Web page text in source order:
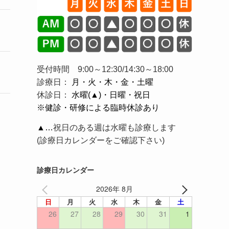
受付時間 9:00～12:30/14:30～18:00
診療日：
月・火・木・金・土曜
休診日： 水曜(▲)・日曜・祝日
※健診・研修による臨時休診あり
▲…祝日のある週は水曜も診療します
(診療日カレンダーをご確認下さい)
診療日カレンダー
2026年 8月
日 月 火 水 木 金 土
26 27 28 29 30 31 1